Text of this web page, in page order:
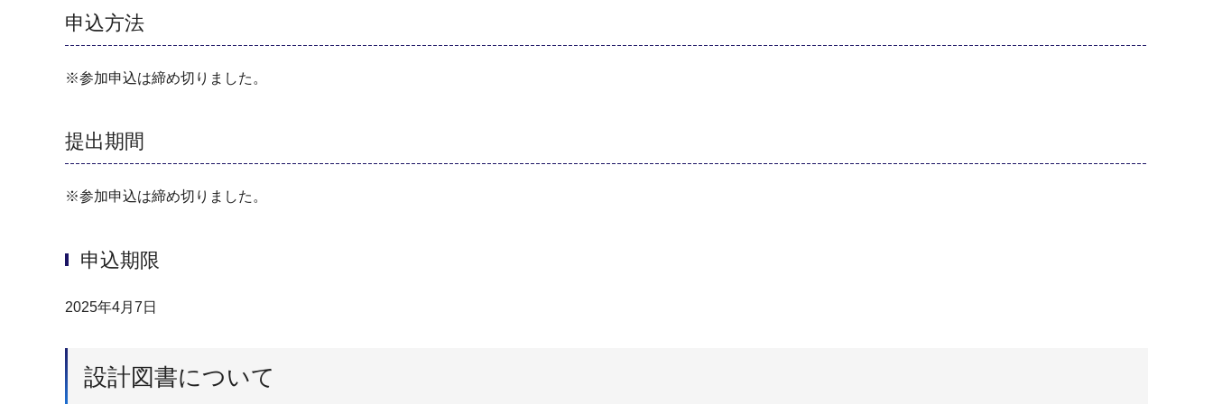
申込方法
※参加申込は締め切りました。
提出期間
※参加申込は締め切りました。
申込期限
2025年4月7日
設計図書について